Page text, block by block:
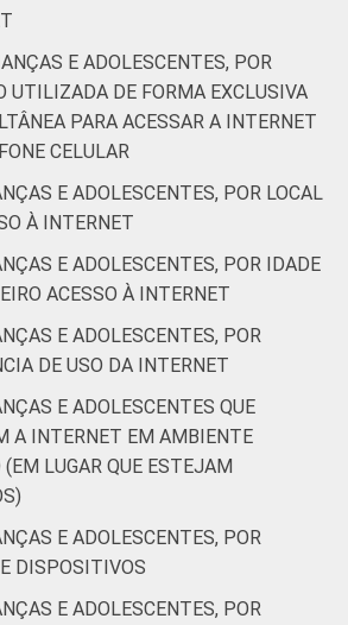
SM até 2 SM
7
Mais de 2
SM até 3 SM
Mais de 3
Não tem
renda
Não
respondeu
AB 1
E ADOLESCENTES, POR
UTILIZADA DE FORMA EXCLUSIVA
PARA ACESSAR A INTERNET
CELULAR
E ADOLESCENTES, POR LOCAL
À INTERNET
E ADOLESCENTES, POR IDADE
ACESSO À INTERNET
E ADOLESCENTES, POR
DE USO DA INTERNET
E ADOLESCENTES QUE
A INTERNET EM AMBIENTE
(EM LUGAR QUE ESTEJAM
E ADOLESCENTES, POR
DISPOSITIVOS
E ADOLESCENTES, POR